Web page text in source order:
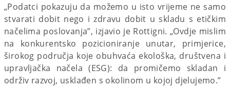
„Podatci pokazuju da možemo u isto vrijeme ne samo
stvarati dobit nego i zdravu dobit u skladu s etičkim
načelima poslovanja”, izjavio je Rottigni. „Ovdje mislim
na konkurentsko pozicioniranje unutar, primjerice,
širokog područja koje obuhvaća ekološka, društvena i
upravljačka načela (ESG): da promičemo skladan i
održiv razvoj, usklađen s okolinom u kojoj djelujemo.”